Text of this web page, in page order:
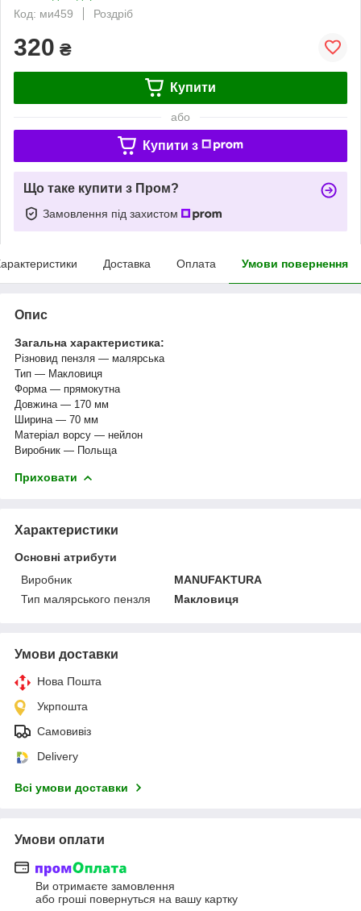
Код: ми459
Роздріб
320 ₴
Купити
або
Купити з
Що таке купити з Пром?
Замовлення під захистом
Доставка Оплата Умови повернення
Опис
Загальна характеристика:
Різновид пензля — малярська
Тип — Макловиця
Форма ― прямокутна
Довжина — 170 мм
Ширина ― 70 мм
Матеріал ворсу — нейлон
Виробник — Польща
Приховати
Характеристики
Основні атрибути
Виробник
MANUFAKTURA
Тип малярського пензля
Макловиця
Умови доставки
Нова Пошта
Укрпошта
Самовивіз
Delivery
Всі умови доставки
Умови оплати
Ви отримаєте замовлення
або гроші повернуться на вашу картку